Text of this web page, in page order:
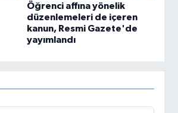
Öğrenci affına yönelik
düzenlemeleri de içeren
kanun, Resmi Gazete'de
yayımlandı